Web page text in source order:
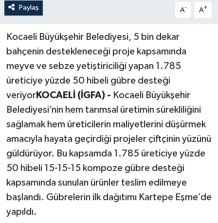
Paylaş A- A+
Kocaeli Büyükşehir Belediyesi, 5 bin dekar
bahçenin destekleneceği proje kapsamında
meyve ve sebze yetiştiriciliği yapan 1.785
üreticiye yüzde 50 hibeli gübre desteği
veriyorKOCAELİ (İGFA) - Kocaeli Büyükşehir
Belediyesi’nin hem tarımsal üretimin sürekliliğini
sağlamak hem üreticilerin maliyetlerini düşürmek
amacıyla hayata geçirdiği projeler çiftçinin yüzünü
güldürüyor. Bu kapsamda 1.785 üreticiye yüzde
50 hibeli 15-15-15 kompoze gübre desteği
kapsamında sunulan ürünler teslim edilmeye
başlandı. Gübrelerin ilk dağıtımı Kartepe Eşme’de
yapıldı.